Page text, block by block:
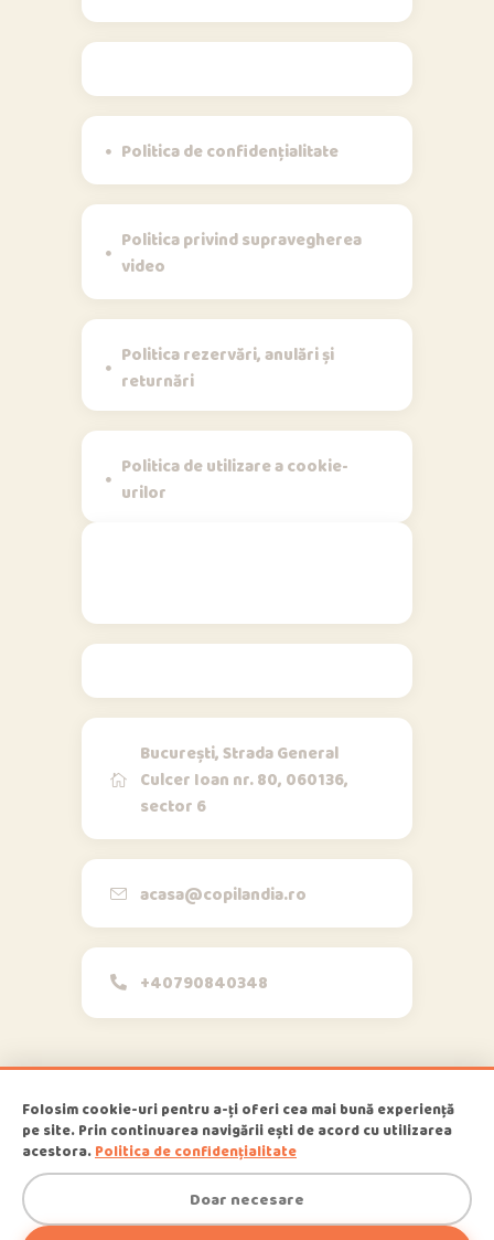
Politica de confidențialitate
Politica privind supravegherea
video
Politica rezervări, anulări și
returnări
Politica de utilizare a cookie-
urilor
București, Strada General
Culcer Ioan nr. 80, 060136,
sector 6
acasa@copilandia.ro
+40790840348
© 2026Copilandia, All Rights
Reserved
Folosim cookie-uri pentru a-ți oferi cea mai bună experiență
pe site. Prin continuarea navigării ești de acord cu utilizarea
acestora. Politica de confidențialitate
Doar necesare
Bună!